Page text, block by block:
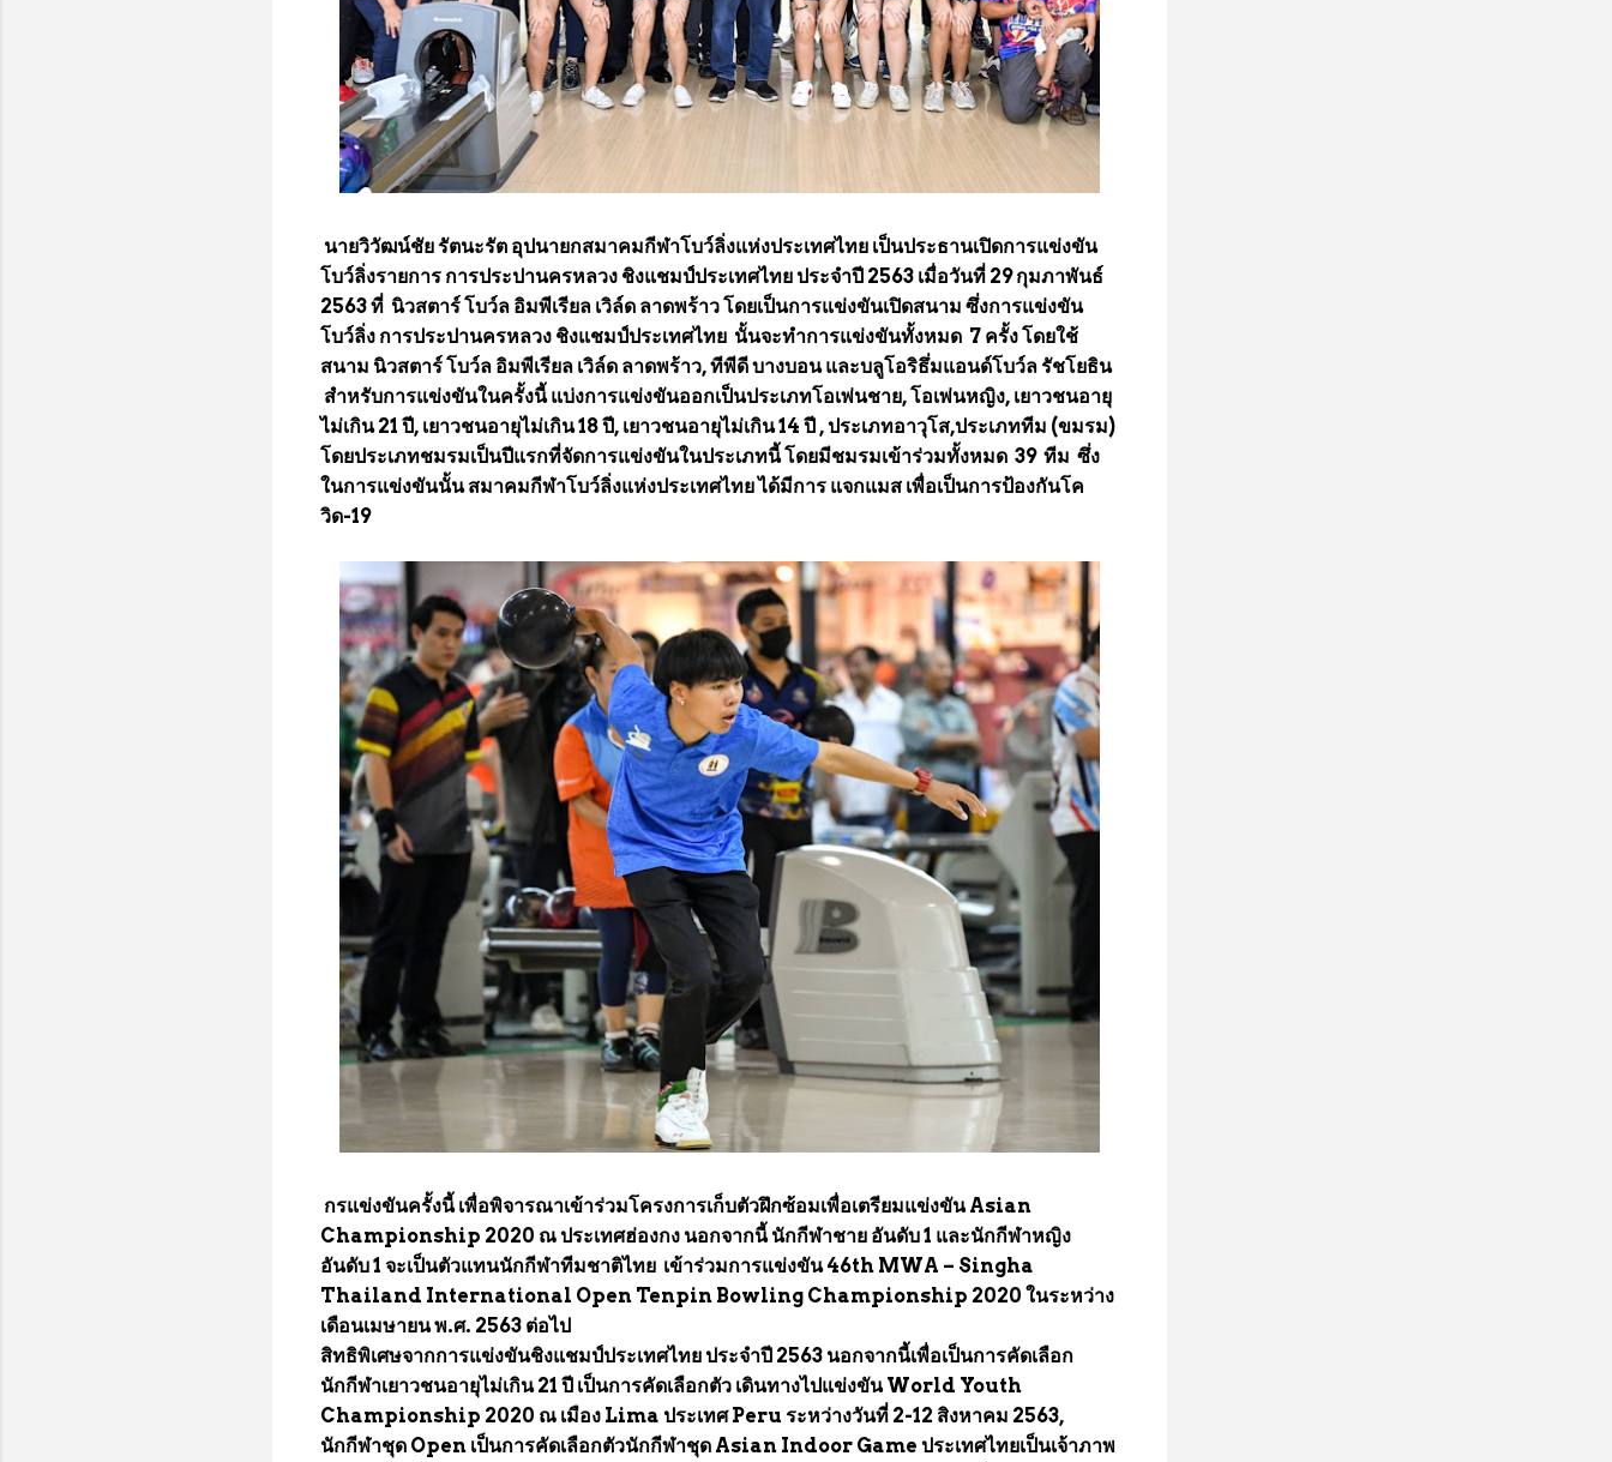
นายวิวัฒน์ชัย รัตนะรัต อุปนายกสมาคมกีฬาโบว์ลิ่งแห่งประเทศไทย เป็นประธานเปิดการแข่งขัน
โบว์ลิ่งรายการ การประปานครหลวง ชิงแชมป์ประเทศไทย ประจำปี 2563 เมื่อวันที่ 29 กุมภาพันธ์
2563 ที่ นิวสตาร์ โบว์ล อิมพีเรียล เวิล์ด ลาดพร้าว โดยเป็นการแข่งขันเปิดสนาม ซึ่งการแข่งขัน
โบว์ลิ่ง การประปานครหลวง ชิงแชมป์ประเทศไทย นั้นจะทำการแข่งขันทั้งหมด 7 ครั้ง โดยใช้
สนาม นิวสตาร์ โบว์ล อิมพีเรียล เวิล์ด ลาดพร้าว, ทีพีดี บางบอน และบลูโอริธึ่มแอนด์​โบว์ล รัชโยธิน
สำหรับการแข่งขันในครั้งนี้ แบ่งการแข่งขันออกเป็นประเภทโอเพ่นชาย, โอเพ่นหญิง, เยาวชนอายุ
ไม่เกิน 21 ปี, เยาวชนอายุไม่เกิน 18 ปี, เยาวชนอายุไม่เกิน 14 ปี , ประเภทอาวุโส,ประเภททีม (ขมรม)
โดยประเภทชมรมเป็นปีแรกที่จัดการแข่งขันในประเภทนี้ โดยมีชมรมเข้าร่วมทั้งหมด 39 ทีม ซึ่ง
ในการแข่งขันนั้น สมาคมกีฬาโบว์ลิ่งแห่งประเทศไทย ได้มีการ แจกแมส เพื่อเป็นการป้องกันโค
วิด-19
กรแข่งขันครั้งนี้ เพื่อพิจารณาเข้าร่วมโครงการเก็บตัวฝึกซ้อมเพื่อเตรียมแข่งขัน Asian
Championship 2020 ณ ประเทศฮ่องกง นอกจากนี้ นักกีฬาชาย อันดับ 1 และนักกีฬาหญิง
อันดับ 1 จะเป็นตัวแทนนักกีฬาทีมชาติไทย เข้าร่วมการแข่งขัน 46th MWA – Singha
Thailand International Open Tenpin Bowling Championship 2020 ในระหว่าง
เดือนเมษายน พ.ศ. 2563 ต่อไป
สิทธิพิเศษจากการแข่งขันชิงแชมป์ประเทศไทย ประจำปี 2563 นอกจากนี้เพื่อเป็นการคัดเลือก
นักกีฬาเยาวชนอายุไม่เกิน 21 ปี เป็นการคัดเลือกตัว เดินทางไปแข่งขัน World Youth
Championship 2020 ณ เมือง Lima ประเทศ Peru ระหว่างวันที่ 2-12 สิงหาคม 2563,
นักกีฬาชุด Open เป็นการคัดเลือกตัวนักกีฬาชุด Asian Indoor Game ประเทศไทยเป็นเจ้าภาพ